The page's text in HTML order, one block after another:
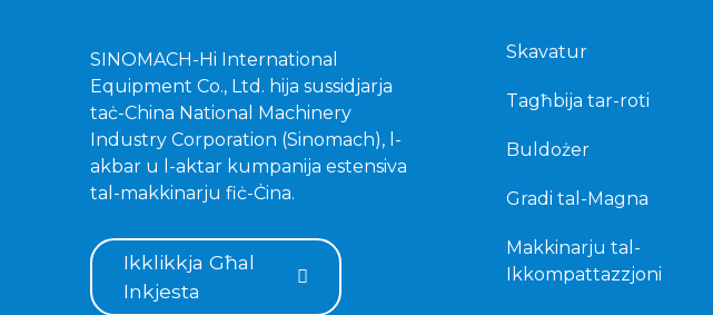
Skavatur Idrawliku tat-
Tkaxkir ZG520
SINOMACH-Hi International
Equipment Co., Ltd. hija sussidjarja
taċ-China National Machinery
Industry Corporation (Sinomach), l-
akbar u l-aktar kumpanija estensiva
tal-makkinarju fiċ-Ċina.
Ikklikkja Għal
Inkjesta
Skavatur
Tagħbija tar-roti
Buldożer
Gradi tal-Magna
Makkinarju tal-
Ikkompattazzjoni